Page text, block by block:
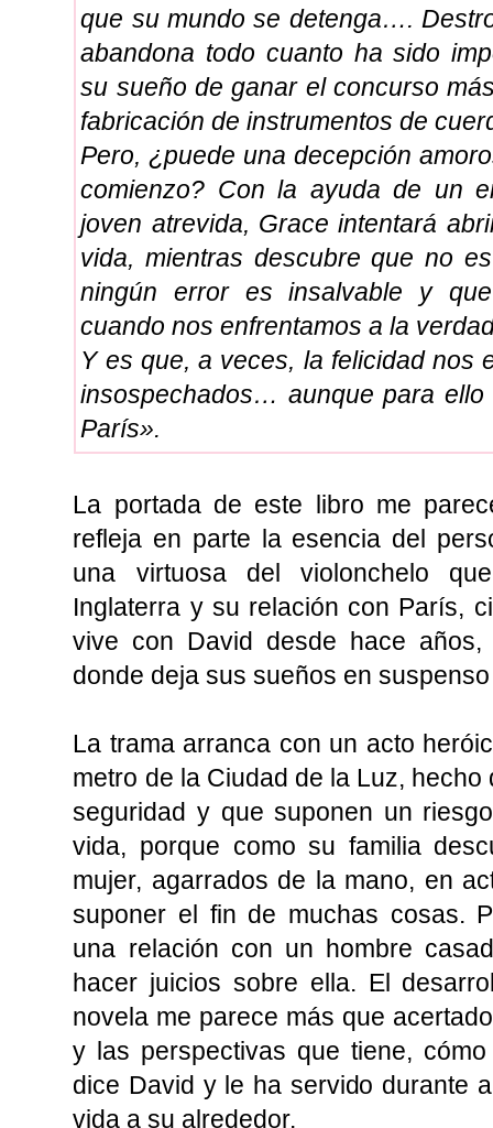
que su mundo se detenga….
abandona todo cuanto ha sido
su sueño de ganar el concurso
fabricación de instrumentos de
Pero, ¿puede una decepción
comienzo? Con la ayuda de un
joven atrevida, Grace intentará
vida, mientras descubre que no
ningún error es insalvable y
cuando nos enfrentamos a la
Y es que, a veces, la felicidad nos
insospechados… aunque para ello
París».
La portada de este libro me
refleja en parte la esencia del
una virtuosa del violonchelo
Inglaterra y su relación con París,
vive con David desde hace
donde deja sus sueños en
La trama arranca con un acto
metro de la Ciudad de la Luz,
seguridad y que suponen un
vida, porque como su familia
mujer, agarrados de la mano, en
suponer el fin de muchas cosas.
una relación con un hombre
hacer juicios sobre ella. El
novela me parece más que
y las perspectivas que tiene,
dice David y le ha servido durante
vida a su alrededor.